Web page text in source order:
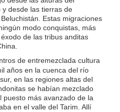
desde las tierras de
Estas migraciones
modo conquistas, más
de las tribus anditas
de entremezclada cultura
años en la cuenca del río
en las regiones altas del
se habían mezclado
puesto más avanzado de la
en el valle del Tarim. Allí